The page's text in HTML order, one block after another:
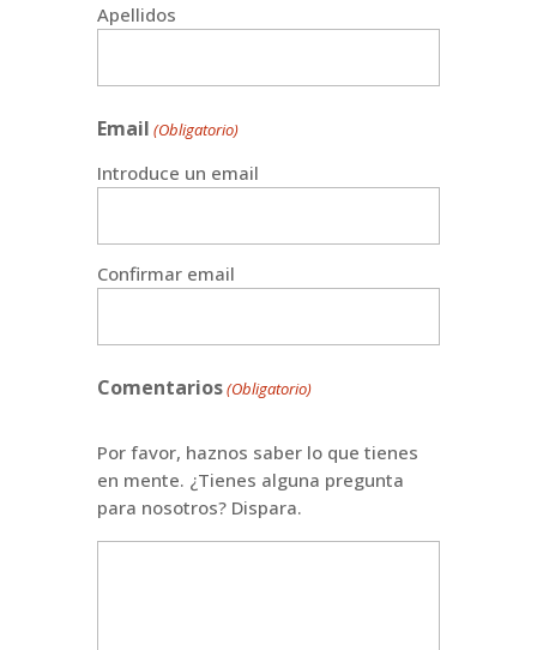
Apellidos
Email (Obligatorio)
Introduce un email
Confirmar email
Comentarios(Obligatorio)
Por favor, haznos saber lo que tienes
en mente. ¿Tienes alguna pregunta
para nosotros? Dispara.